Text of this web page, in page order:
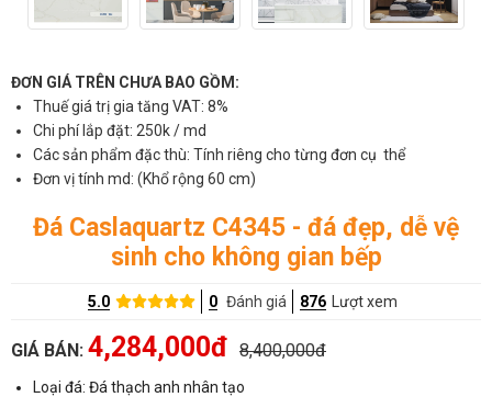
ĐƠN GIÁ TRÊN CHƯA BAO GỒM:
Thuế giá trị gia tăng VAT: 8%
Chi phí lắp đặt: 250k / md
Các sản phẩm đặc thù: Tính riêng cho từng đơn cụ thể
Đơn vị tính md: (Khổ rộng 60 cm)
Đá Caslaquartz C4345 - đá đẹp, dễ vệ
sinh cho không gian bếp
5.0 0 Đánh giá 876 Lượt xem
GIÁ BÁN: 4,284,000đ 8,400,000đ
Loại đá: Đá thạch anh nhân tạo